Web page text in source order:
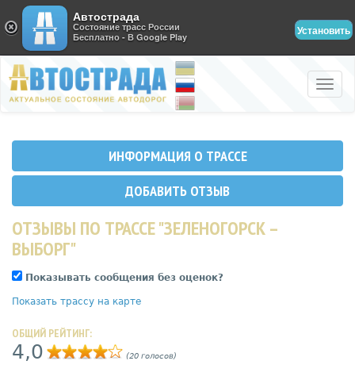
Автострада
Состояние трасс России
Бесплатно - В Google Play
Установить
Toggle
ИНФОРМАЦИЯ О ТРАССЕ
ДОБАВИТЬ ОТЗЫВ
ОТЗЫВЫ ПО ТРАССЕ "ЗЕЛЕНОГОРСК –
ВЫБОРГ"
Показывать сообщения без оценок?
Показать трассу на карте
ОБЩИЙ РЕЙТИНГ:
4,0 (20 голосов)